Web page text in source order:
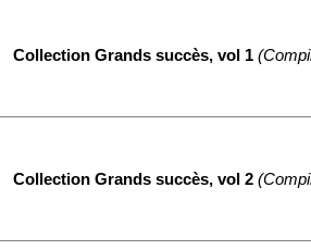
Collection Grands succès, vol 1
Collection Grands succès, vol 2